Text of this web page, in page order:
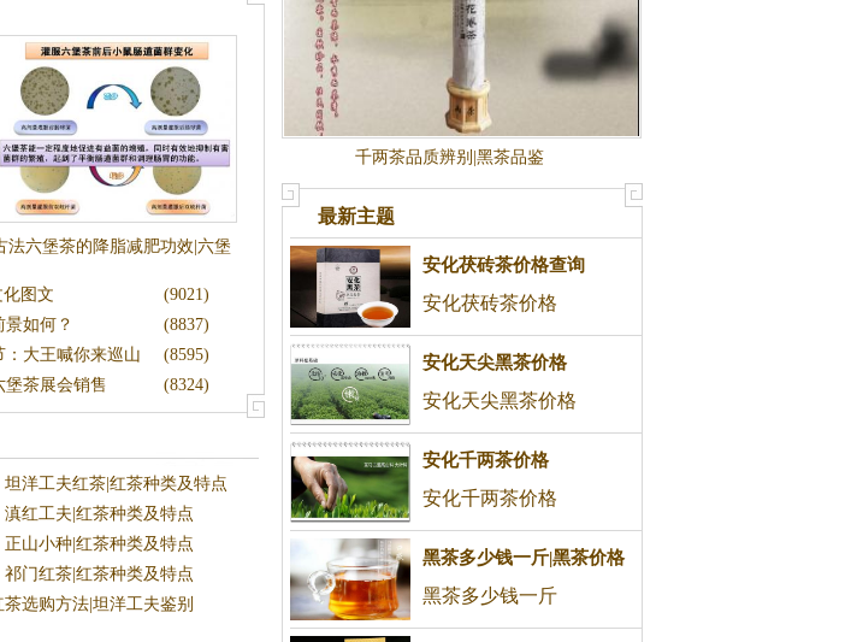
法六堡茶的降脂减肥功效|六堡
(9021)
图文
(8837)
如何？
(8595)
大王喊你来巡山
(8324)
堡茶展会销售
洋工夫红茶|红茶种类及特点
红工夫|红茶种类及特点
山小种|红茶种类及特点
门红茶|红茶种类及特点
选购方法|坦洋工夫鉴别
千两茶品质辨别|黑茶品鉴
最新主题
安化茯砖茶价格查询
安化茯砖茶价格
安化天尖黑茶价格
安化天尖黑茶价格
安化千两茶价格
安化千两茶价格
黑茶多少钱一斤|黑茶价格
黑茶多少钱一斤